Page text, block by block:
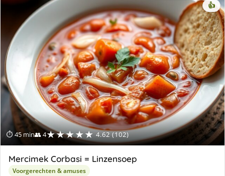
⏱ 45 min👥 4★★★★★ 4.62 (102)
👍
Mercimek Corbasi = Linzensoep
Voorgerechten & amuses